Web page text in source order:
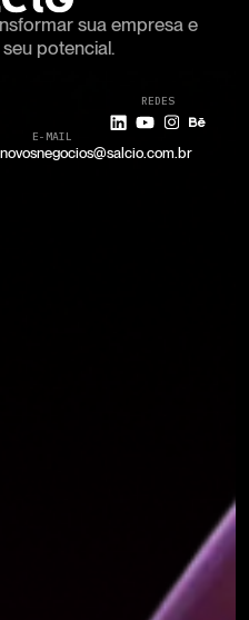
sua empresa e
potencial.
E-MAIL
novosnegocios@salcio.com.br
REDES